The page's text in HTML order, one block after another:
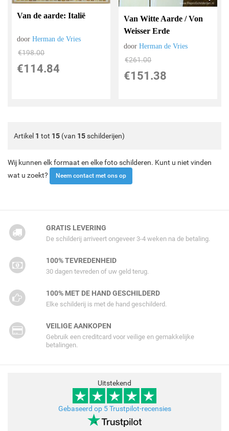
Van de aarde: Italië
doorHerman de Vries
€198.00
€114.84
Van Witte Aarde / Von
Weisser Erde
doorHerman de Vries
€261.00
€151.38
Artikel 1 tot 15 (van 15schilderijen)
Wij kunnen elk formaat en elke foto schilderen. Kunt u niet vinden
wat u zoekt?
Neem contact met ons op
GRATIS LEVERING
De schilderij arriveert ongeveer 3-4 weken na de betaling.
100% TEVREDENHEID
30 dagen tevreden of uw geld terug.
100% MET DE HAND GESCHILDERD
Elke schilderij is met de hand geschilderd.
VEILIGE AANKOPEN
Gebruik een creditcard voor veilige en gemakkelijke
betalingen.
Uitstekend
Gebaseerd op 5 Trustpilot-recensies